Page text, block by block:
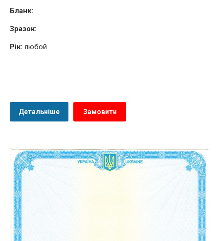
Бланк:
Зразок:
Рік: любой
Детальніше Замовити